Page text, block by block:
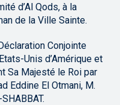
d’Al Qods, à la
de la Ville Sainte.
Conjointe
Unis d’Amérique et
Sa Majesté le Roi par
Eddine El Otmani, M.